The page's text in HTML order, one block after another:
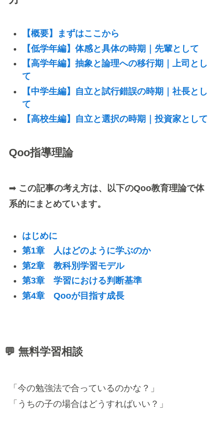
【概要】まずはここから
【低学年編】体感と具体の時期｜先輩として
【高学年編】抽象と論理への移行期｜上司とし
て
【中学生編】自立と試行錯誤の時期｜社長とし
て
【高校生編】自立と選択の時期｜投資家として
Qoo指導理論
➡ この記事の考え方は、以下のQoo教育理論で体
系的にまとめています。
はじめに
第1章 人はどのように学ぶのか
第2章 教科別学習モデル
第3章 学習における判断基準
第4章 Qooが目指す成長
💬 無料学習相談
「今の勉強法で合っているのかな？」
「うちの子の場合はどうすればいい？」